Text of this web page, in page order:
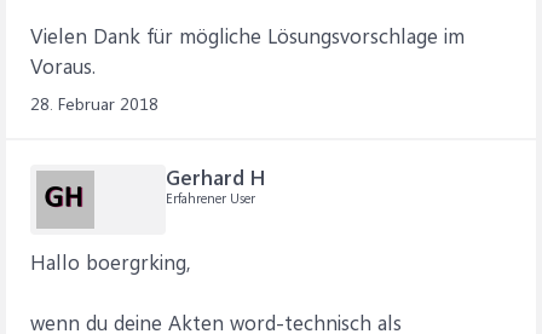
Vielen Dank für mögliche Lösungsvorschlage im
Voraus.
28. Februar 2018
Gerhard H
Erfahrener User
Hallo boergrking,
wenn du deine Akten word-technisch als